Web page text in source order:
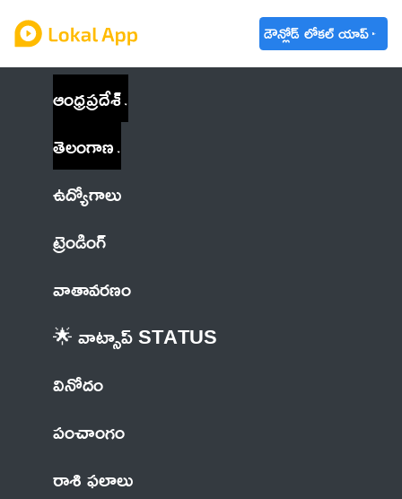
డౌన్లోడ్ లోకల్ యాప్
ఆంధ్రప్రదేశ్
తెలంగాణ
ఉద్యోగాలు
ట్రెండింగ్
వాతావరణం
🌟 వాట్సాప్ STATUS
వినోదం
పంచాంగం
రాశి ఫలాలు